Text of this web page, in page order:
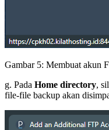
Gambar 5: Membuat akun
g. Pada Home directory,
file-file backup akan